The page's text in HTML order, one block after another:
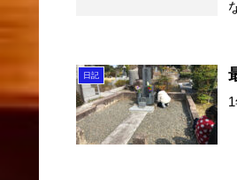
日記